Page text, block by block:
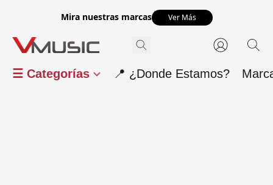
Mira nuestras marcas Ver Más
☰ Categorías 📍 ¿Donde Estamos?